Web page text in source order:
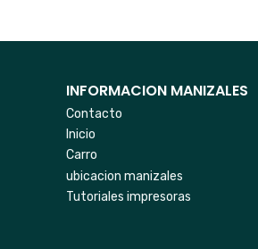
INFORMACION MANIZALES
Contacto
Inicio
Carro
ubicacion manizales
Tutoriales impresoras